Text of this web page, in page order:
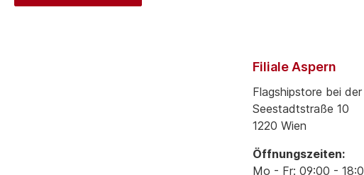
Filiale Aspern
Flagshipstore bei
Seestadtstraße 10
1220 Wien
Öffnungszeiten:
Mo - Fr: 09:00 -